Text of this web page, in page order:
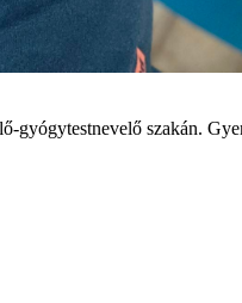
gyógytestnevelő szakán.